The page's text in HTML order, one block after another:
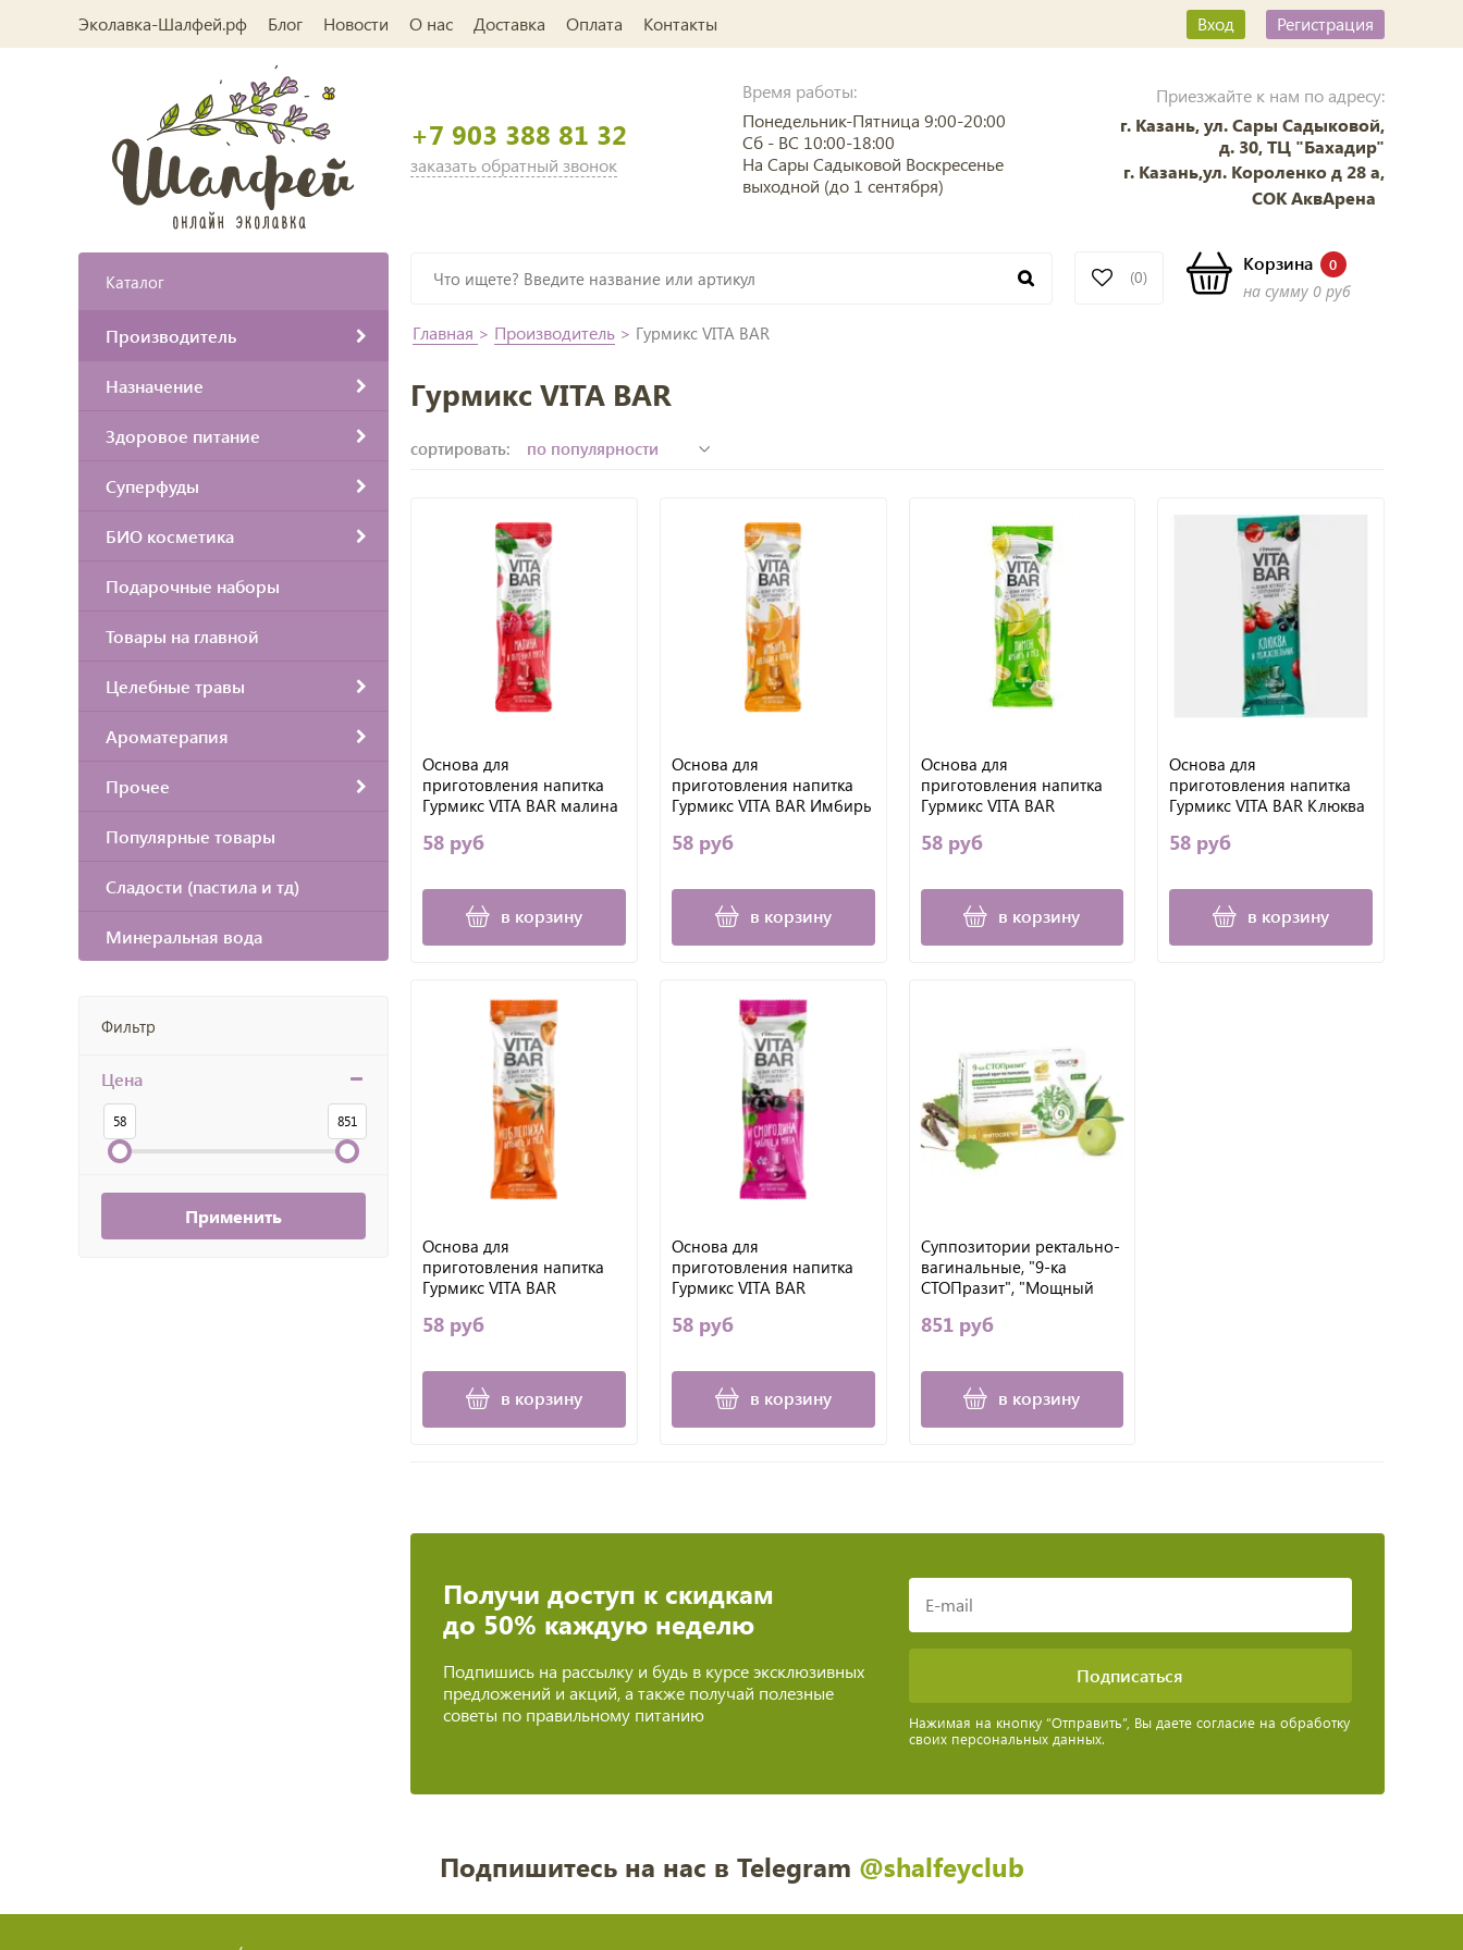
Эколавка-Шалфей.рф Блог Новости О нас Доставка Оплата Контакты Вход Регистрация
+7 903 388 81 32
заказать обратный звонок
Время работы:
Понедельник-Пятница 9:00-20:00
Сб - ВС 10:00-18:00
На Сары Садыковой Воскресенье
выходной (до 1 сентября)
Приезжайте к нам по адресу:
г. Казань, ул. Сары Садыковой,
д. 30, ТЦ "Бахадир"
г. Казань,ул. Короленко д 28 а,
СОК АквАрена
(0)
Корзина 0
на сумму 0 руб
Каталог
Производитель
Назначение
Здоровое питание
Суперфуды
БИО косметика
Подарочные наборы
Товары на главной
Целебные травы
Ароматерапия
Прочее
Популярные товары
Сладости (пастила и тд)
Минеральная вода
Фильтр
Цена
58 851
Применить
Главная > Производитель > Гурмикс VITA BAR
Гурмикс VITA BAR
сортировать:
Основа для
приготовления напитка
Гурмикс VITA BAR малина
58 руб
в корзину
Основа для
приготовления напитка
Гурмикс VITA BAR Имбирь
58 руб
в корзину
Основа для
приготовления напитка
Гурмикс VITA BAR
ПРОСТУДЫ: Лимон,
58 руб
в корзину
Основа для
приготовления напитка
Гурмикс VITA BAR Клюква
58 руб
в корзину
Основа для
приготовления напитка
Гурмикс VITA BAR
25 мл
58 руб
в корзину
Основа для
приготовления напитка
Гурмикс VITA BAR
мята, 25 мл
58 руб
в корзину
Суппозитории ректально-
вагинальные, "9-ка
СТОПразит", "Мощный
851 руб
в корзину
Получи доступ к скидкам
до 50% каждую неделю
Подпишись на рассылку и будь в курсе эксклюзивных
предложений и акций, а также получай полезные
советы по правильному питанию
Нажимая на кнопку “Отправить”, Вы даете согласие на обработку
своих персональных данных.
Подпишитесь на нас в Telegram @shalfeyclub